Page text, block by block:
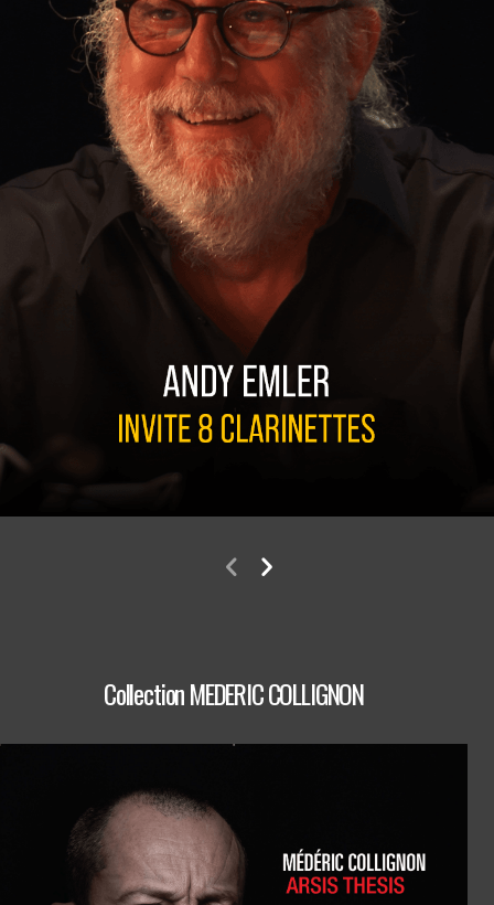
Collection MEDERIC COLLIGNON